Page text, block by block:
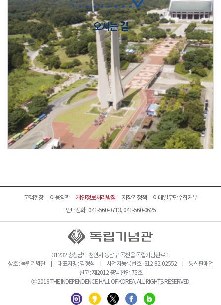
오시는 길
고객헌장 이용약관 개인정보처리방침 저작권정책
이메일무단수집거부
안내전화 041-560-0713, 041-560-0625
31232 충청남도 천안시 동남구 목천읍 독립기념관로 1
상호 : 독립기념관 | 대표자명 : 김형석 | 사업자등록번호 : 312-82-02552 | 통신판매업
신고 : 제2012-충남천안-75호
ⓒ 2018 THE INDEPENDENCE HALL OF KOREA. ALL RIGHTS RESERVED.